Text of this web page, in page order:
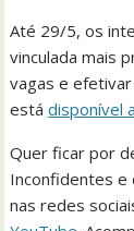
Até 29/5, os
vinculada mais
vagas e
estádisponível
Quer ficar por
Inconfidentes e
nas redes